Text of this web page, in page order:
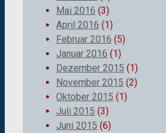
Mai 2016 (3)
April 2016 (1)
Februar 2016 (5)
Januar 2016 (1)
Dezember 2015 (1)
November 2015 (2)
Oktober 2015 (1)
Juli 2015 (3)
Juni 2015 (6)